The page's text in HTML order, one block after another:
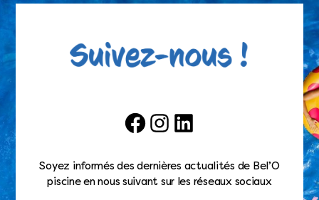
FacebookInstagramLinkedIn
Soyez informés des dernières actualités de Bel’O
piscine en nous suivant sur les réseaux sociaux